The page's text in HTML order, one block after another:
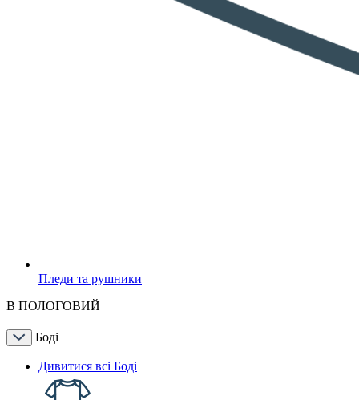
Пледи та рушники
В ПОЛОГОВИЙ
Боді
Дивитися всі Боді